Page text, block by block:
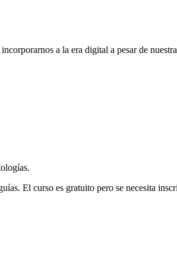
a la era digital a pesar de
El curso es gratuito pero se necesita